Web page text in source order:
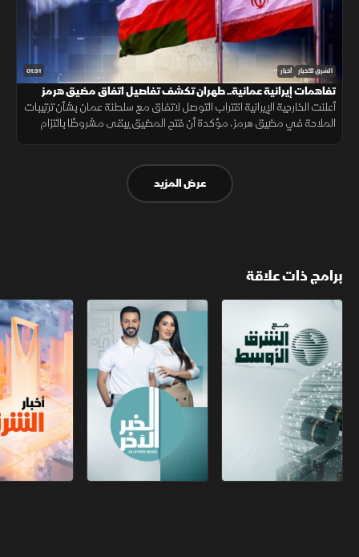
01:31 الشرق للأخبار أخبار
تفاهمات إيرانية عمانية.. طهران تكشف تفاصيل اتفاق مضيق هرمز
أعلنت الخارجية الإيرانية اقتراب التوصل لاتفاق مع سلطنة عمان بشأن ترتيبات
الملاحة في مضيق هرمز، مؤكدة أن فتح المضيق يبقى مشروطًا بالتزام
عرض المزيد
برامج ذات علاقة
مع الشرق الأوسط الخبر الآخر أخبار الشرق